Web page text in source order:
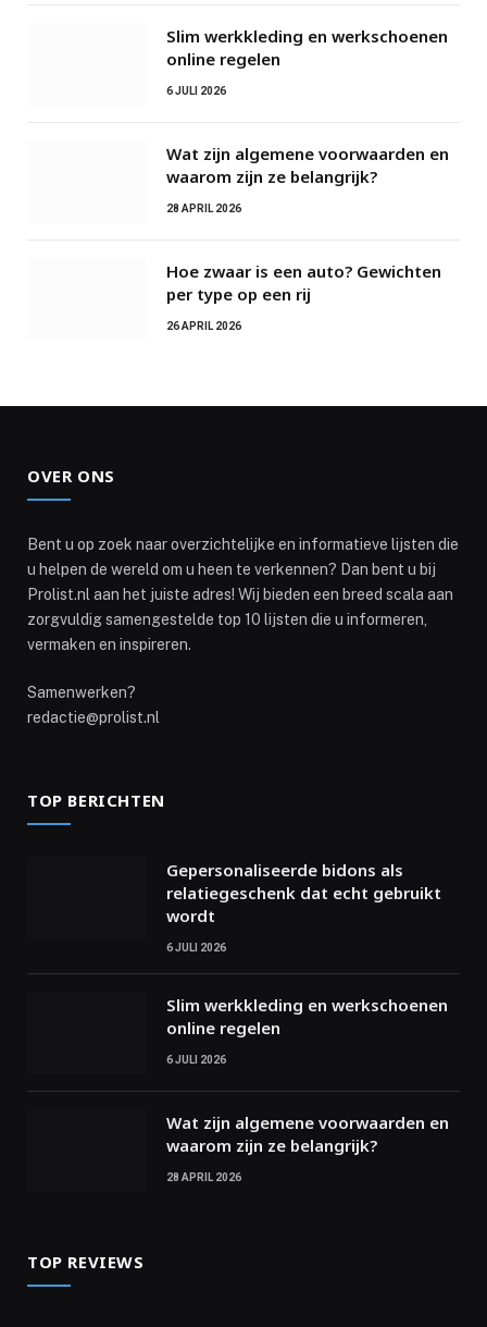
Slim werkkleding en werkschoenen
online regelen
6 JULI 2026
Wat zijn algemene voorwaarden en
waarom zijn ze belangrijk?
28 APRIL 2026
Hoe zwaar is een auto? Gewichten
per type op een rij
26 APRIL 2026
OVER ONS
Bent u op zoek naar overzichtelijke en informatieve lijsten die
u helpen de wereld om u heen te verkennen? Dan bent u bij
Prolist.nl aan het juiste adres! Wij bieden een breed scala aan
zorgvuldig samengestelde top 10 lijsten die u informeren,
vermaken en inspireren.
Samenwerken?
redactie@prolist.nl
TOP BERICHTEN
Gepersonaliseerde bidons als
relatiegeschenk dat echt gebruikt
wordt
6 JULI 2026
Slim werkkleding en werkschoenen
online regelen
6 JULI 2026
Wat zijn algemene voorwaarden en
waarom zijn ze belangrijk?
28 APRIL 2026
TOP REVIEWS